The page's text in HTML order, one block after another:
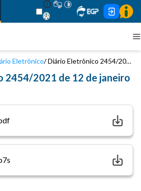
Eletrônico Diário Eletrônico 2454/2021 de 12 de janeiro de 2021
2454/2021 de 12 de janeiro